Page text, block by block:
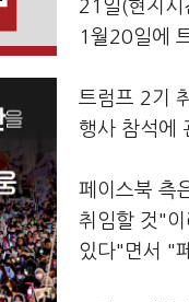
21일(현지시
1월20일에
트럼프 2기
행사 참석에
페이스북 측
취임할 것"
있다"면서 "